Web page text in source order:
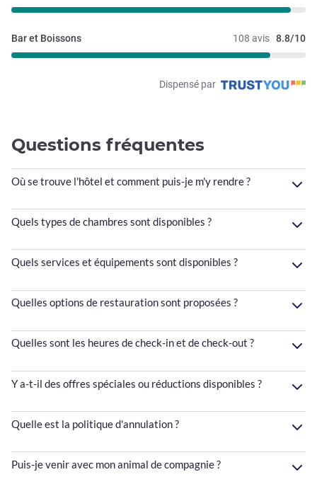
108 avis 8.8/10
Bar et Boissons
Dispensé par
Questions fréquentes
Où se trouve l'hôtel et comment puis-je m'y rendre ?
Quels types de chambres sont disponibles ?
Quels services et équipements sont disponibles ?
Quelles options de restauration sont proposées ?
Quelles sont les heures de check-in et de check-out ?
Y a-t-il des offres spéciales ou réductions disponibles ?
Quelle est la politique d'annulation ?
Puis-je venir avec mon animal de compagnie ?